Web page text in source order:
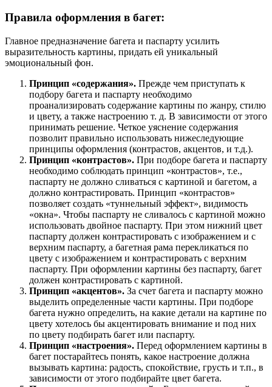
Правила оформления в багет:
Главное предназначение багета и паспарту усилить
выразительность картины, придать ей уникальный
эмоциональный фон.
Принцип «содержания». Прежде чем приступать к
подбору багета и паспарту необходимо
проанализировать содержание картины по жанру, стилю
и цвету, а также настроению т. д. В зависимости от этого
принимать решение. Четкое уяснение содержания
позволит правильно использовать нижеследующие
принципы оформления (контрастов, акцентов, и т.д.).
Принцип «контрастов». При подборе багета и паспарту
необходимо соблюдать принцип «контрастов», т.е.,
паспарту не должно сливаться с картиной и багетом, а
должно контрастировать. Принцип «контрастов»
позволяет создать «туннельный эффект», видимость
«окна». Чтобы паспарту не сливалось с картиной можно
использовать двойное паспарту. При этом нижний цвет
паспарту должен контрастировать с изображением и с
верхним паспарту, а багетная рама перекликаться по
цвету с изображением и контрастировать с верхним
паспарту. При оформлении картины без паспарту, багет
должен контрастировать с картиной.
Принцип «акцентов». За счет багета и паспарту можно
выделить определенные части картины. При подборе
багета нужно определить, на какие детали на картине по
цвету хотелось бы акцентировать внимание и под них
по цвету подбирать багет или паспарту.
Принцип «настроения». Перед оформлением картины в
багет постарайтесь понять, какое настроение должна
вызывать картина: радость, спокойствие, грусть и т.п., в
зависимости от этого подбирайте цвет багета.